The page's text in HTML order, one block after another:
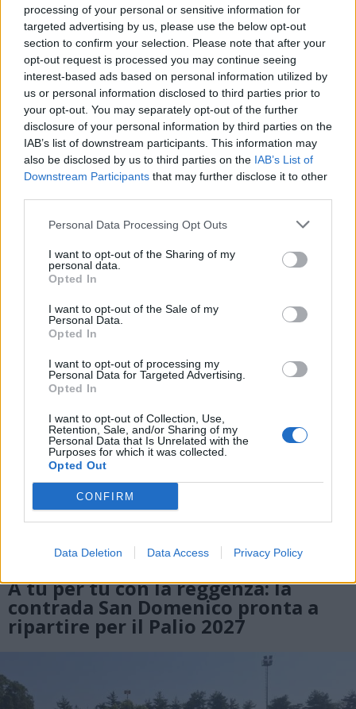
processing of your personal or sensitive information for
targeted advertising by us, please use the below opt-out
section to confirm your selection. Please note that after your
opt-out request is processed you may continue seeing
interest-based ads based on personal information utilized by
us or personal information disclosed to third parties prior to
your opt-out. You may separately opt-out of the further
disclosure of your personal information by third parties on the
IAB’s list of downstream participants. This information may
also be disclosed by us to third parties on the IAB’s List of
Downstream Participants that may further disclose it to other
Personal Data Processing Opt Outs
I want to opt-out of the Sharing of my
personal data.
Opted In
I want to opt-out of the Sale of my
Personal Data.
Opted In
I want to opt-out of processing my
Personal Data for Targeted Advertising.
Opted In
I want to opt-out of Collection, Use,
Retention, Sale, and/or Sharing of my
Personal Data that Is Unrelated with the
Purposes for which it was collected.
Opted Out
CONFIRM
Data Deletion Data Access Privacy Policy
ALTRE NOTIZIE DI LEGNANO
A tu per tu con la reggenza: la
contrada San Domenico pronta a
ripartire per il Palio 2027